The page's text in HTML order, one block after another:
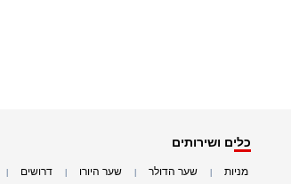
כלים ושירותים
מניות שער הדולר שער היורו דרושים